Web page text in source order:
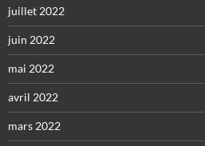
juillet 2022
juin 2022
mai 2022
avril 2022
mars 2022